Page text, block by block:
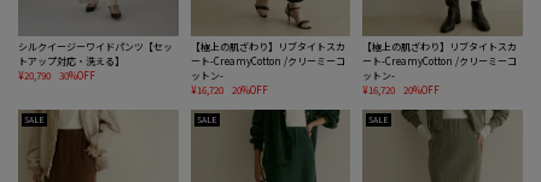
シルクイージーワイドパンツ【セッ
トアップ対応・洗える】
¥20,790
30%OFF
【極上の肌ざわり】リブタイトスカ
ート-CreamyCotton /クリーミーコ
ットン-
¥16,720
20%OFF
【極上の肌ざわり】リブタイトスカ
ート-CreamyCotton /クリーミーコ
ットン-
¥16,720
20%OFF
SALE SALE SALE